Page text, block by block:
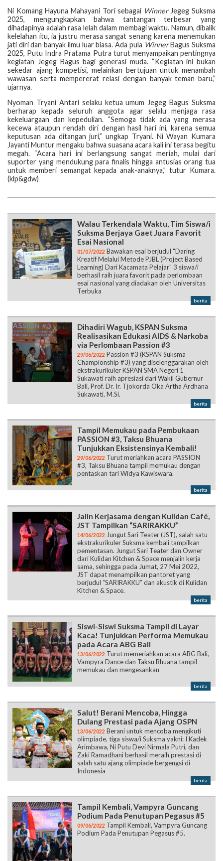
Ni Komang Hayuna Mahayani Tori sebagai WinnerJegeg Suksma
2025, mengungkapkan bahwa tantangan terbesar yang
dihadapinya adalah rasa lelah dalam membagi waktu. Namun, dibalik
kelelahan itu, ia justru merasa sangat senang karena menemukan
jati diri dan banyak ilmu luar biasa. Ada pula WinnerBagus Suksma
2025, Putu Indra Pratama Putra turut menyampaikan pentingnya
kegiatan Jegeg Bagus bagi generasi muda. “Kegiatan ini bukan
sekedar ajang kompetisi, melainkan bertujuan untuk menambah
wawasan serta mempererat relasi dengan banyak teman baru,”
ujarnya.
Nyoman Tryani Antari selaku ketua umum Jegeg Bagus Suksma
berharap kepada seluruh anggota agar selalu menjaga rasa
kekeluargaan dan kepedulian. “Semoga tidak ada yang merasa
kecewa ataupun rendah diri dengan hasil hari ini, karena semua
keputusan ada ditangan juri,” ungkap Tryani. Ni Wayan Kumara
Jayanti Muntur mengaku bahwa suasana acara kali ini terasa begitu
megah. “Acara hari ini berlangsung sangat meriah, mulai dari
suporter yang mendukung para finalis hingga antusias orang tua
untuk memberi semangat kepada anak-anaknya,” tutur Kumara.
(klp&gdw)
Walau Terkendala Waktu, Tim Siswa/i
Suksma Berjaya Gaet Juara Favorit
Esai Nasional
01/07/2022 Bawakan esai berjudul "Daring
Kreatif Melalui Metode PJBL (Project Based
Learning) Dari Kacamata Pelajar" 3 siswa/i
berhasil raih juara favorit pada perlombaan
esai nasional yang diadakan oleh Universitas
Terbuka
berita
Dihadiri Wagub, KSPAN Suksma
Realisasikan Edukasi AIDS & Narkoba
via Perlombaan Passion #3
29/06/2022 Passion #3 (KSPAN Suksma
Championship #3) yang diselenggarakan oleh
ekstrakurikuler KSPAN SMA Negeri 1
Sukawati raih apresiasi dari Wakil Gubernur
Bali, Prof. Dr. Ir. Tjokorda Oka Artha Ardhana
Sukawati, M.Si.
berita
Tampil Memukau pada Pembukaan
PASSION #3, Taksu Bhuana
Tunjukkan Eksistensinya Kembali!
29/06/2022 Turut meriahkan acara PASSION
#3, Taksu Bhuana tampil memukau dengan
pentaskan tari Widya Kawiswara.
berita
Jalin Kerjasama dengan Kulidan Café,
JST Tampilkan “SARIRAKKU”
14/06/2022 Jungut Sari Teater (JST), salah satu
ekstrakurikuler Suksma kembali tampilkan
pementasan. Jungut Sari Teater dan Owner
dari Kulidan Kitchen & Space menjalin kerja
sama, sehingga pada Jumat, 27 Mei 2022,
JST dapat menampilkan pantoret yang
berjudul “SARIRAKKU” dan akustik di Kulidan
Kitchen & Space.
berita
Siswi-Siswi Suksma Tampil di Layar
Kaca! Tunjukkan Performa Memukau
pada Acara ABG Bali
13/06/2022 Turut memeriahkan acara ABG Bali,
Vampyra Dance dan Taksu Bhuana tampil
memukau dan mengesankan
berita
Salut! Berani Mencoba, Hingga
Dulang Prestasi pada Ajang OSPN
13/06/2022 Berani untuk mencoba mengikuti
olimpiade, tiga siswa/i Suksma yakni: I Kadek
Arimbawa, Ni Putu Devi Nirmala Putri, dan
Zaki Ramadhani berhasil meraih prestasi di
salah satu ajang olimpiade bergengsi di
Indonesia
berita
Tampil Kembali, Vampyra Guncang
Podium Pada Penutupan Pegasus #5
09/06/2022 Tampil Kembali, Vampyra Guncang
Podium Pada Penutupan Pegasus #5.